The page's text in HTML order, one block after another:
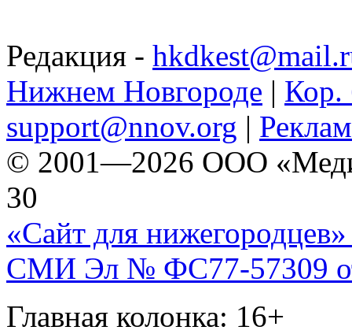
Редакция -
Нижнем Новгороде | Кор.
support@nnov.org |
© 2001—2026 ООО
30
«Сайт для нижегородцев»
СМИ Эл № ФС77-57309
Главная колонка: 16+